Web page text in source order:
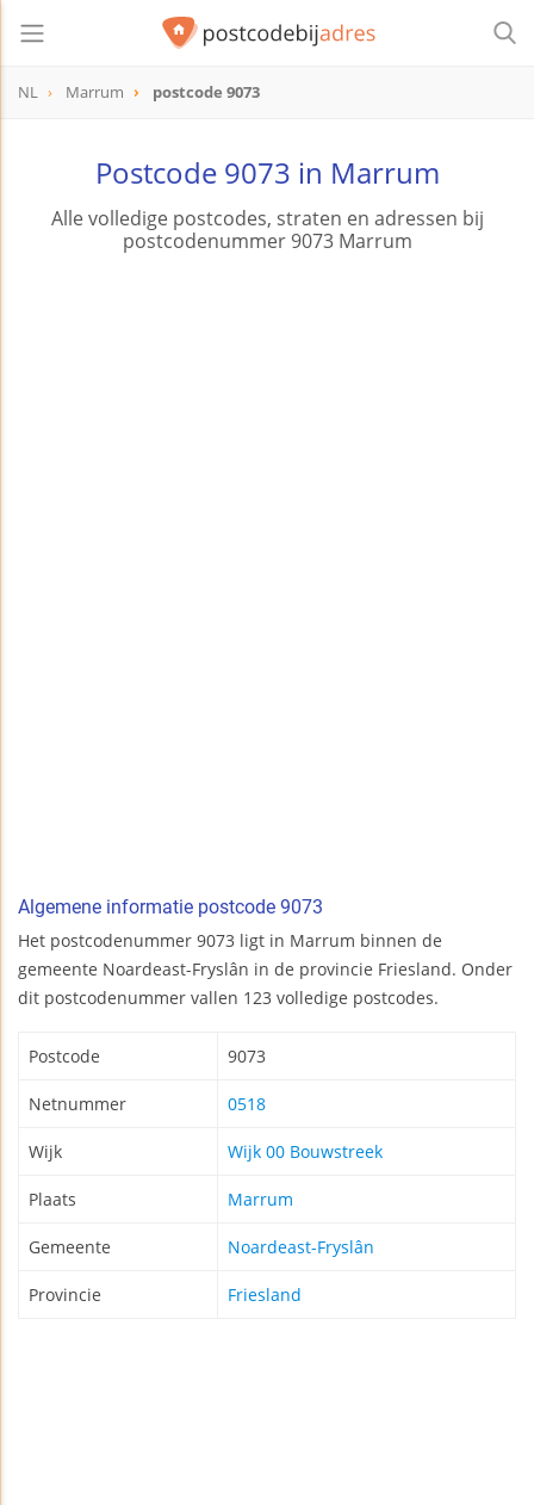
NL Marrum postcode 9073
Postcode 9073 in Marrum
Alle volledige postcodes, straten en adressen bij
postcodenummer 9073 Marrum
Algemene informatie postcode 9073
Het postcodenummer 9073 ligt in Marrum binnen de
gemeente Noardeast-Fryslân in de provincie Friesland. Onder
dit postcodenummer vallen 123 volledige postcodes.
Postcode 9073
Netnummer 0518
Wijk Wijk 00 Bouwstreek
Plaats Marrum
Gemeente Noardeast-Fryslân
Provincie Friesland